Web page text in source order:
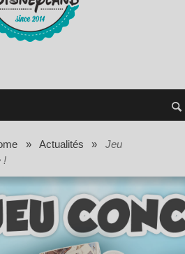
» Actualités »
Jeu
!